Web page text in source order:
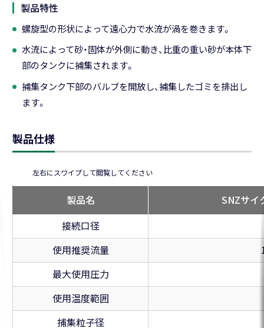
製品特性
螺旋型の形状によって遠心力で水流が渦を巻きます。
水流によって砂・固体が外側に動き、比重の重い砂が本体下
部のタンクに捕集されます。
捕集タンク下部のバルブを開放し、捕集したゴミを排出し
ます。
製品仕様
製品名
SNZサイ
接続口径
使用推奨流量
最大使用圧力
使用温度範囲
捕集粒子径